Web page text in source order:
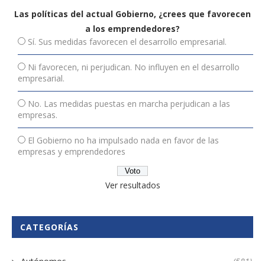
Las políticas del actual Gobierno, ¿crees que favorecen
a los emprendedores?
Sí. Sus medidas favorecen el desarrollo empresarial.
Ni favorecen, ni perjudican. No influyen en el desarrollo
empresarial.
No. Las medidas puestas en marcha perjudican a las
empresas.
El Gobierno no ha impulsado nada en favor de las
empresas y emprendedores
Ver resultados
CATEGORÍAS